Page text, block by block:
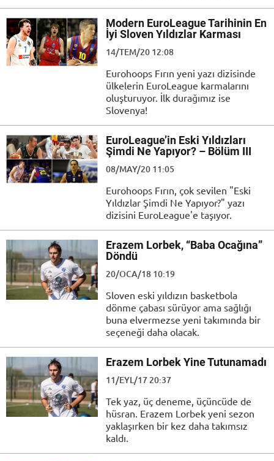
Modern EuroLeague Tarihinin En
İyi Sloven Yıldızlar Karması
14/TEM/20 12:08
Eurohoops Fırın yeni yazı dizisinde
ülkelerin EuroLeague karmalarını
oluşturuyor. İlk durağımız ise
Slovenya!
EuroLeague’in Eski Yıldızları
Şimdi Ne Yapıyor? – Bölüm III
08/MAY/20 11:05
Eurohoops Fırın, çok sevilen "Eski
Yıldızlar Şimdi Ne Yapıyor?" yazı
dizisini EuroLeague'e taşıyor.
Erazem Lorbek, “Baba Ocağına”
Döndü
20/OCA/18 10:19
Sloven eski yıldızın basketbola
dönme çabası sürüyor ama sağlığı
buna elvermezse yeni takımında bir
seçeneği daha olacak.
Erazem Lorbek Yine Tutunamadı
11/EYL/17 20:37
Tek yaz, üç deneme, üçüncüde de
hüsran. Erazem Lorbek yeni sezon
yaklaşırken bir kez daha takımsız
kaldı.